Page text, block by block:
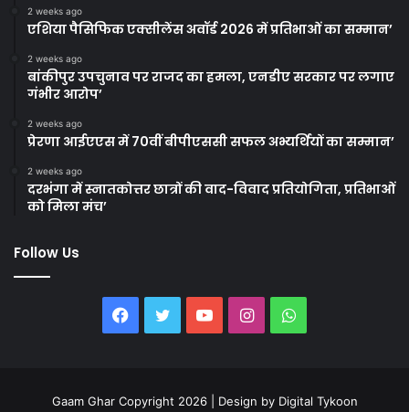
2 weeks ago
एशिया पैसिफिक एक्सीलेंस अवॉर्ड 2026 में प्रतिभाओं का सम्मान’
2 weeks ago
बांकीपुर उपचुनाव पर राजद का हमला, एनडीए सरकार पर लगाए
गंभीर आरोप’
2 weeks ago
प्रेरणा आईएएस में 70वीं बीपीएससी सफल अभ्यर्थियों का सम्मान’
2 weeks ago
दरभंगा में स्नातकोत्तर छात्रों की वाद-विवाद प्रतियोगिता, प्रतिभाओं
को मिला मंच’
Follow Us
Facebook
TwitterYouTubeInstagramWhatsApp
Gaam Ghar Copyright 2026 | Design by Digital Tykoon